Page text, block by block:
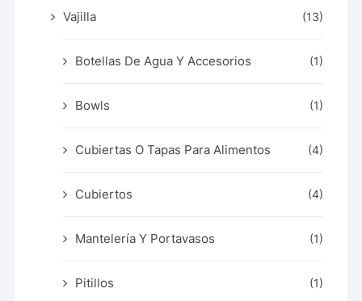
Vajilla (13)
Botellas De Agua Y Accesorios (1)
Bowls (1)
Cubiertas O Tapas Para Alimentos (4)
Cubiertos (4)
Mantelería Y Portavasos (1)
Pitillos (1)